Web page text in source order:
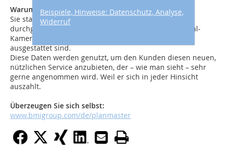
Warum die Daten so präzise sind?
Sie stammen aus Überflügen, die von Flugzeugen
durchgeführt werden, die mit hochauflösenden Spezial-
Kameras für präzise Abbildungen ohne Verzerrung
ausgestattet sind.
Diese Daten werden genutzt, um den Kunden diesen neuen,
nützlichen Service anzubieten, der – wie man sieht – sehr
gerne angenommen wird. Weil er sich in jeder Hinsicht
auszahlt.
Überzeugen Sie sich selbst:
www.bmigroup.com/de/planmaster
Beispiele, Hinweise: Datenschutz, Analyse,
Widerruf